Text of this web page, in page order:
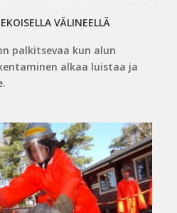
VÄLINEELLÄ
palkitsevaa kun alun
alkaa luistaa ja